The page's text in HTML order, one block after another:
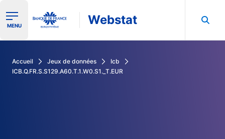
Ouvrir le menu de navigation
MENU Webstat
Accueil Jeux de données
Icb
ICB.Q.FR.S.S129.A60.T.1.W0.S1._T.EUR